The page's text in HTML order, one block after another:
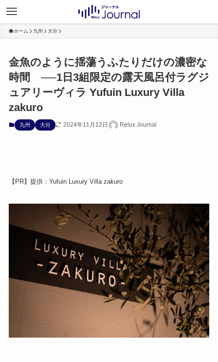
ホーム 九州 大分
金魚のように揺蕩うふたりだけの濃密な
時間 ──1日3組限定の露天風呂付ラグジ
ュアリーヴィラ Yufuin Luxury Villa
zakuro
九州 大分 2024年11月12日 Relux Journal
【PR】提供：Yufuin Luxury Villa zakuro